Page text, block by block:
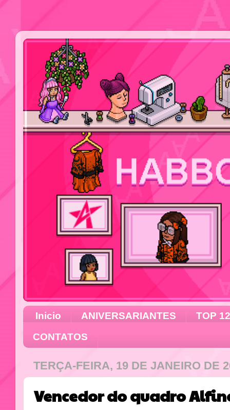
Inicio ANIVERSARIANTES
TOP 12
CONTATOS
TERÇA-FEIRA, 19 DE JANEIRO DE
Vencedor do quadro